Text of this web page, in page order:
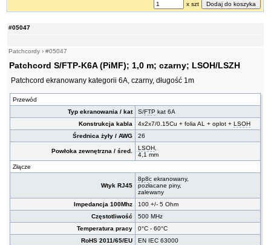
#05047
Patchcordy ›#05047
Patchcord S/FTP-K6A (PiMF); 1,0 m; czarny; LSOH/LSZH
Patchcord ekranowany kategorii 6A, czarny, długość 1m
Przewód
Typ ekranowania / kat
S/FTP kat 6A
Konstrukcja kabla
4x2x7/0.15Cu + folia AL + oplot +LSOH
Średnica żyły / AWG
26
Powłoka zewnętrzna / śred. LSOH,
4,1 mm
Złącze
Wtyk RJ45
8p8c ekranowany,
pozłacane piny,
zalewany
Impedancja 100Mhz
100 +/- 5 Ohm
Częstotliwość
500 MHz
Temperatura pracy
0°C - 60°C
RoHS 2011/65/EU
EN IEC 63000
x szt